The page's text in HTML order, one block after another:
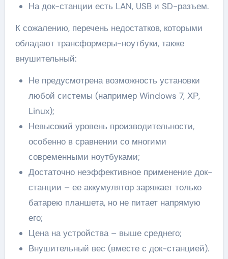
На док-станции есть LAN, USB и SD-разъем.
К сожалению, перечень недостатков, которыми
обладают трансформеры-ноутбуки, также
внушительный:
Не предусмотрена возможность установки
любой системы (например Windows 7, ХР,
Linux);
Невысокий уровень производительности,
особенно в сравнении со многими
современными ноутбуками;
Достаточно неэффективное применение док-
станции – ее аккумулятор заряжает только
батарею планшета, но не питает напрямую
его;
Цена на устройства – выше среднего;
Внушительный вес (вместе с док-станцией).